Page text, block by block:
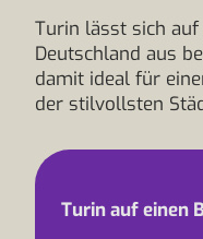
Turin lässt sich
Deutschland aus
damit ideal für
der stilvollsten
Turin auf einen